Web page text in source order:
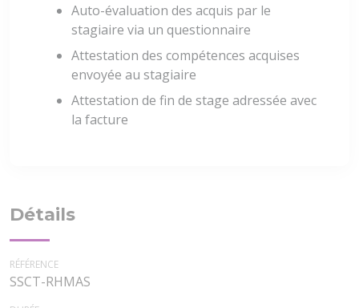
Auto-évaluation des acquis par le
stagiaire via un questionnaire
Attestation des compétences acquises
envoyée au stagiaire
Attestation de fin de stage adressée avec
la facture
Détails
RÉFÉRENCE
SSCT-RHMAS